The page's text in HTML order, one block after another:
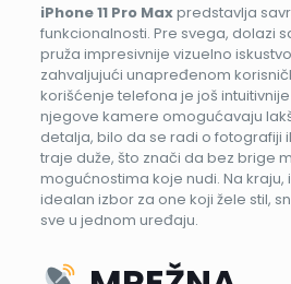
iPhone 11 Pro Maxpredstavlja
funkcionalnosti. Pre svega, dolazi
pruža impresivnije vizuelno
zahvaljujući unapređenom
korišćenje telefona je još
njegove kamere omogućavaju
detalja, bilo da se radi o fotografiji
traje duže, što znači da bez brige
mogućnostima koje nudi. Na kraju,
idealan izbor za one koji žele stil,
sve u jednom uređaju.